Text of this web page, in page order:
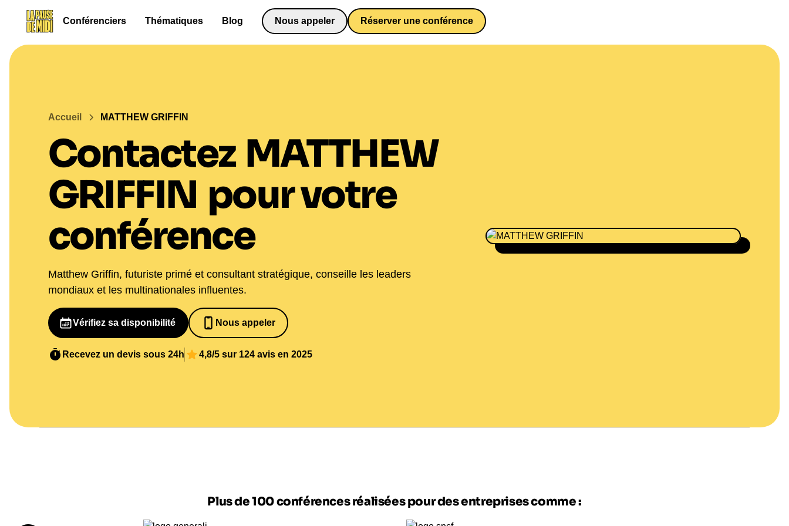
Conférenciers Thématiques Blog
Nous appeler
0652698481
Réserver une conférence
Accueil MATTHEW GRIFFIN
Contactez MATTHEW
GRIFFIN pour votre
conférence
Matthew Griffin, futuriste primé et consultant stratégique, conseille les leaders
mondiaux et les multinationales influentes.
Vérifiez sa disponibilité
Nous appeler
0652698481
Recevez un devis sous 24h
4,8/5 sur 124 avis en 2025
Plus de 100 conférences réalisées pour des entreprises comme :